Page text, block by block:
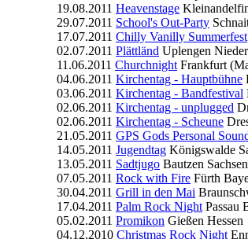
19.08.2011 Heavenstage
29.07.2011 School's Out-Party
17.07.2011 Chilly Vanilly Summerfest
02.07.2011 Plättländ Uplengen
11.06.2011 Churchnight Frankfurt
04.06.2011 Kirchentag - Hauptbühne
03.06.2011 Kirchentag - Bandfestival
02.06.2011 Kirchentag - unplugged
02.06.2011 Kirchentag - Scheune
21.05.2011 GPS Gods Personal
14.05.2011 Jugendtag Königswalde
13.05.2011 Sadtjugo Bautzen Sachsen
07.05.2011 Rock with Fire Fürth
30.04.2011 Grill in den Mai
17.04.2011 Palm Rock Night Passau
05.02.2011 Promikon Gießen Hessen
04.12.2010 Christmas Rock Night